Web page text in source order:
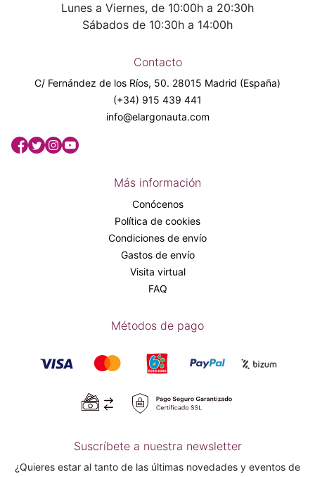
Lunes a Viernes, de 10:00h a 20:30h
Sábados de 10:30h a 14:00h
Contacto
C/ Fernández de los Ríos, 50. 28015 Madrid (España)
(+34) 915 439 441
info@elargonauta.com
Más información
Conócenos
Política de cookies
Condiciones de envío
Gastos de envío
Visita virtual
FAQ
Métodos de pago
Suscríbete a nuestra newsletter
¿Quieres estar al tanto de las últimas novedades y eventos de